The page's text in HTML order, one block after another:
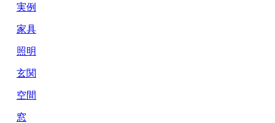
実例
家具
照明
玄関
空間
窓